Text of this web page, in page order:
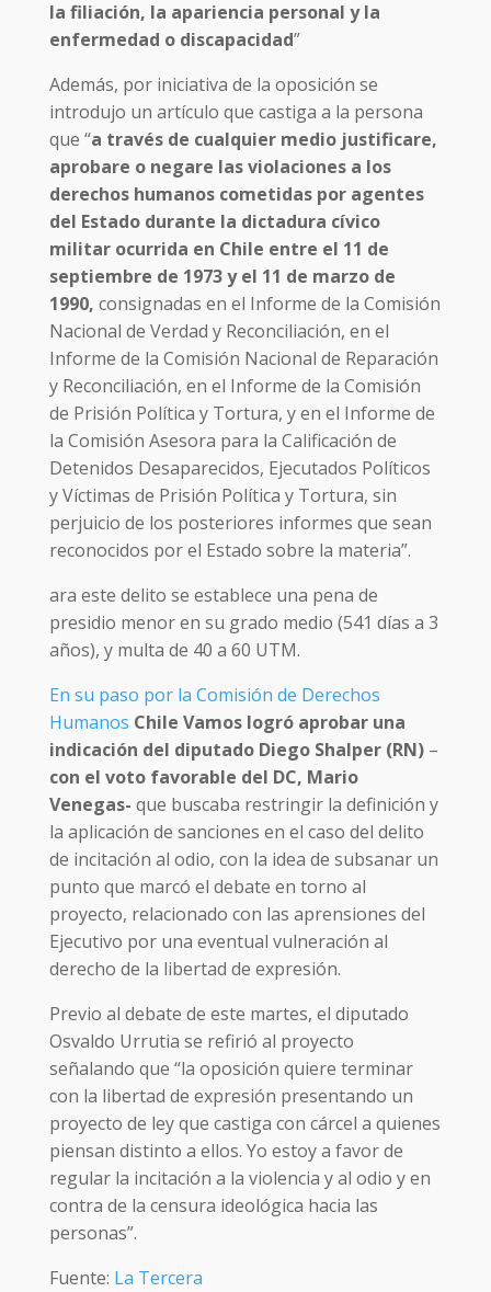
la filiación, la apariencia personal y la
enfermedad o discapacidad”
Además, por iniciativa de la oposición se
introdujo un artículo que castiga a la persona
que “a través de cualquier medio justificare,
aprobare o negare las violaciones a los
derechos humanos cometidas por agentes
del Estado durante la dictadura cívico
militar ocurrida en Chile entre el 11 de
septiembre de 1973 y el 11 de marzo de
1990, consignadas en el Informe de la Comisión
Nacional de Verdad y Reconciliación, en el
Informe de la Comisión Nacional de Reparación
y Reconciliación, en el Informe de la Comisión
de Prisión Política y Tortura, y en el Informe de
la Comisión Asesora para la Calificación de
Detenidos Desaparecidos, Ejecutados Políticos
y Víctimas de Prisión Política y Tortura, sin
perjuicio de los posteriores informes que sean
reconocidos por el Estado sobre la materia”.
ara este delito se establece una pena de
presidio menor en su grado medio (541 días a 3
años), y multa de 40 a 60 UTM.
En su paso por la Comisión de Derechos
Humanos Chile Vamos logró aprobar una
indicación del diputado Diego Shalper (RN)–
con el voto favorable del DC, Mario
Venegas- que buscaba restringir la definición y
la aplicación de sanciones en el caso del delito
de incitación al odio, con la idea de subsanar un
punto que marcó el debate en torno al
proyecto, relacionado con las aprensiones del
Ejecutivo por una eventual vulneración al
derecho de la libertad de expresión.
Previo al debate de este martes, el diputado
Osvaldo Urrutia se refirió al proyecto
señalando que “la oposición quiere terminar
con la libertad de expresión presentando un
proyecto de ley que castiga con cárcel a quienes
piensan distinto a ellos. Yo estoy a favor de
regular la incitación a la violencia y al odio y en
contra de la censura ideológica hacia las
personas”.
Fuente: La Tercera